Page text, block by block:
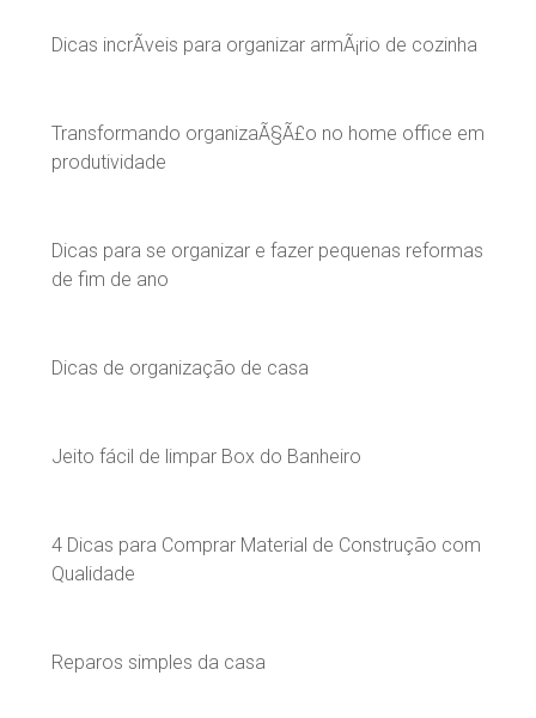
Dicas incrÃ­veis para organizar armÃ¡rio de cozinha
Transformando organizaÃ§Ã£o no home office em
produtividade
Dicas para se organizar e fazer pequenas reformas
de fim de ano
Dicas de organização de casa
Jeito fácil de limpar Box do Banheiro
4 Dicas para Comprar Material de Construção com
Qualidade
Reparos simples da casa